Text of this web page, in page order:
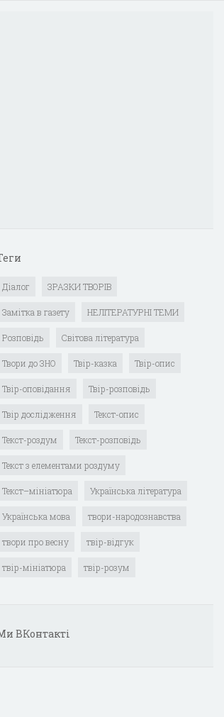
Діалог ЗРАЗКИ ТВОРІВ
Замітка в газету НЕЛІТЕРАТУРНІ ТЕМИ
Розповідь Світова література
Твори до ЗНО Твір-казка Твір-опис
Твір-оповідання Твір-розповідь
Твір дослідження Текст-опис
Текст-роздум Текст-розповідь
Текст з елементами роздуму
Текст–мініатюра Українська література
Українська мова твори-народознавства
твори про весну твір-відгук
твір-мініатюра твір-розум
ВКонтакті